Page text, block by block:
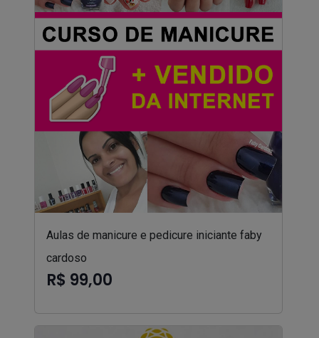
Aulas de manicure e pedicure iniciante faby
cardoso
R$ 99,00